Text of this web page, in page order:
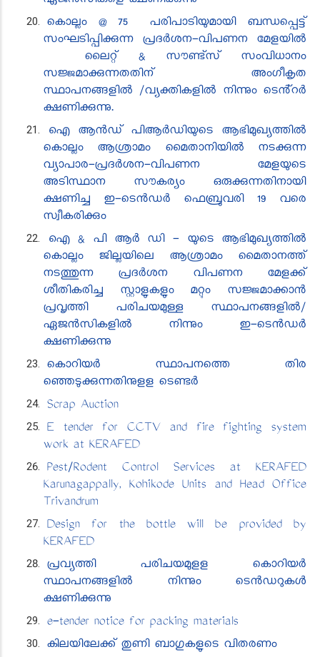
കൊല്ലം @ 75 പരിപാടിയുമായി ബന്ധപ്പെട്ട്
സംഘടിപ്പിക്കുന്ന പ്രദർശന-വിപണന മേളയിൽ
ലൈറ്റ് & സൗണ്ട്സ് സംവിധാനം
സജ്ജമാക്കുന്നതതിന് അംഗീകൃത
സ്ഥാപനങ്ങളിൽ /വ്യക്തികളിൽ നിന്നും ടെൻ്റർ
ക്ഷണിക്കുന്നു.
ഐ ആൻഡ് പിആർഡിയുടെ ആഭിമുഖ്യത്തിൽ
കൊല്ലം ആശ്രാമം മൈതാനിയിൽ നടക്കുന്ന
വ്യാപാര-പ്രദർശന-വിപണന മേളയുടെ
അടിസ്ഥാന സൗകര്യം ഒരുക്കുന്നതിനായി
ക്ഷണിച്ച ഇ-ടെൻഡർ ഫെബ്രുവരി 19 വരെ
സ്വീകരിക്കും
ഐ & പി ആർ ഡി - യുടെ ആഭിമുഖ്യത്തിൽ
കൊല്ലം ജില്ലയിലെ ആശ്രാമം മൈതാനത്ത്
നടത്തുന്ന പ്രദർശന വിപണന മേളക്ക്
ശീതികരിച്ച സ്റ്റാളുകളും മറ്റും സജ്ജമാക്കാൻ
പ്രവൃത്തി പരിചയമുള്ള സ്ഥാപനങ്ങളിൽ/
ഏജൻസികളിൽ നിന്നും ഇ-ടെൻഡർ
ക്ഷണിക്കുന്നു
കൊറിയർ സ്ഥാപനത്തെ തിര​
ഞ്ഞെടുക്കുന്നതിനുളള ടെണ്ടർ
Scrap Auction
E tender for CCTV and fire fighting system
work at KERAFED
Pest/Rodent Control Services at KERAFED
Karunagappally, Kozhikode Units and Head Office
Trivandrum
Design for the bottle will be provided by
KERAFED
പ്രവ്യത്തി പരിചയമുളള കൊറിയർ
സ്ഥാപനങ്ങളിൽ നിന്നും ടെൻ‍ഡറുകൾ
ക്ഷണിക്കുന്നു
e-tender notice for packing materials
കിലയി​ലേക്ക് തുണി ബാഗുകളുടെ വിതരണം